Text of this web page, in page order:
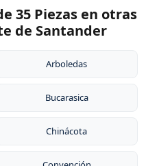
35 Piezas en otras
de Santander
Arboledas
Bucarasica
Chinácota